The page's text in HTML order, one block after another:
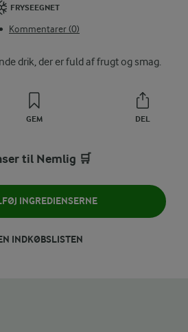
FRYSEEGNET
Kommentarer (0)
drik, der er fuld af frugt og smag.
GEM DEL
til Nemlig 🛒
INGREDIENSERNE
INDKØBSLISTEN